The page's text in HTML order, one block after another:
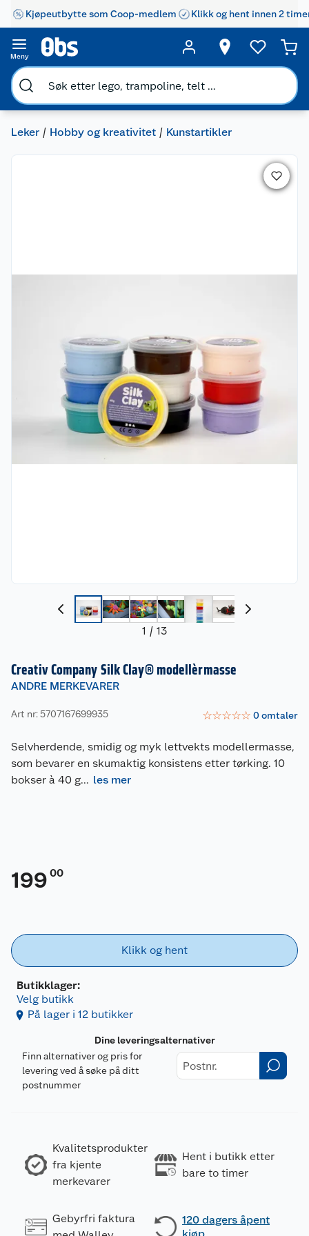
Kjøpeutbytte som Coop-medlem Klikk og hent innen 2
Meny
Leker Hobby og kreativitet Kunstartikler
1 / 13
Creativ Company Silk Clay® modellèrmasse
ANDRE MERKEVARER
Art nr: 5707167699935 ☆☆☆☆☆ 0omtaler
Selvherdende, smidig og myk lettvekts modellermasse,
som bevarer en skumaktig konsistens etter tørking. 10
bokser à 40 g... les mer
199 00
Klikk og hent
Butikklager:
Velg butikk
På lager i 12 butikker
Dine leveringsalternativer
Finn alternativer og pris for
levering ved å søke på ditt
postnummer
Kvalitetsprodukter
fra kjente
merkevarer
Hent i butikk etter
bare to timer
Gebyrfri faktura
120 dagers åpent